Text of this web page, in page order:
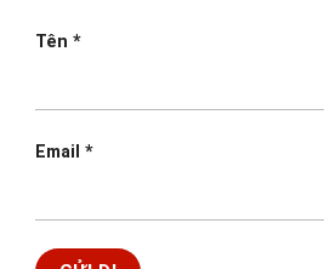
Tên *
Email *